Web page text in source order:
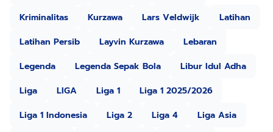
Kriminalitas
Kurzawa Lars Veldwijk
Latihan
Latihan Persib
Layvin Kurzawa
Lebaran
Legenda
Legenda Sepak Bola
Libur Idul Adha
Liga
LIGA Liga 1
Liga 1 2025/2026
Liga 1 Indonesia
Liga 2 Liga 4
Liga Asia